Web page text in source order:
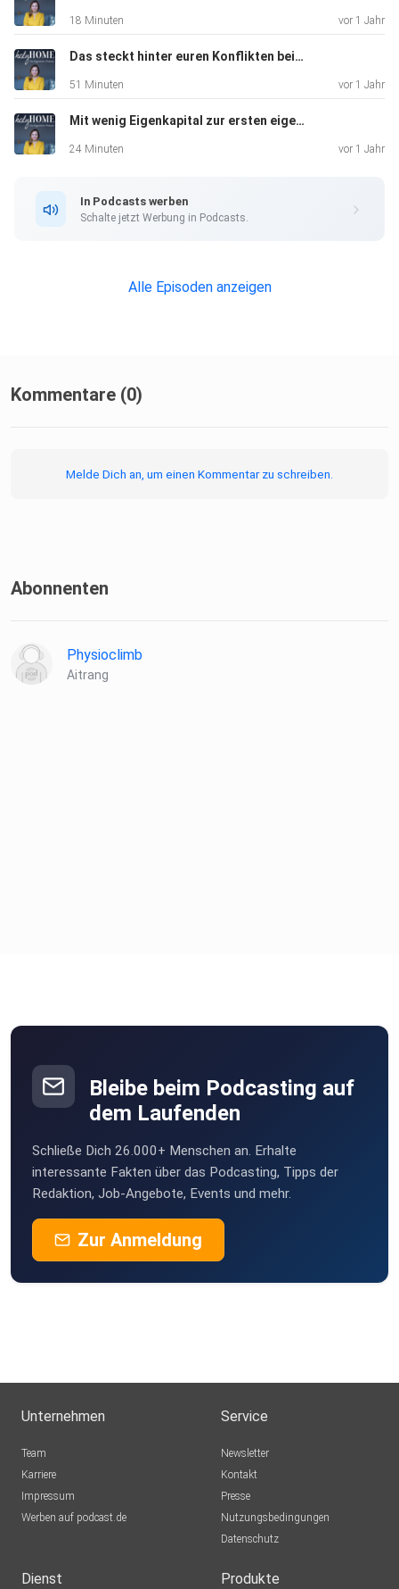
18 Minuten vor 1 Jahr
Das steckt hinter euren Konflikten beim Eigenheim - Interview mit Wohnpsychologin Melanie Fritze #95
51 Minuten vor 1 Jahr
Mit wenig Eigenkapital zur ersten eigenen Immobilie #94
24 Minuten vor 1 Jahr
In Podcasts werben
Schalte jetzt Werbung in Podcasts.
Alle Episoden anzeigen
Kommentare (0)
Melde Dich an, um einen Kommentar zu schreiben.
Abonnenten
Physioclimb
Aitrang
Bleibe beim Podcasting auf
dem Laufenden
Schließe Dich 26.000+ Menschen an. Erhalte
interessante Fakten über das Podcasting, Tipps der
Redaktion, Job-Angebote, Events und mehr.
Zur Anmeldung
Unternehmen
Team
Karriere
Impressum
Werben auf podcast.de
Service
Newsletter
Kontakt
Presse
Nutzungsbedingungen
Datenschutz
Dienst Produkte